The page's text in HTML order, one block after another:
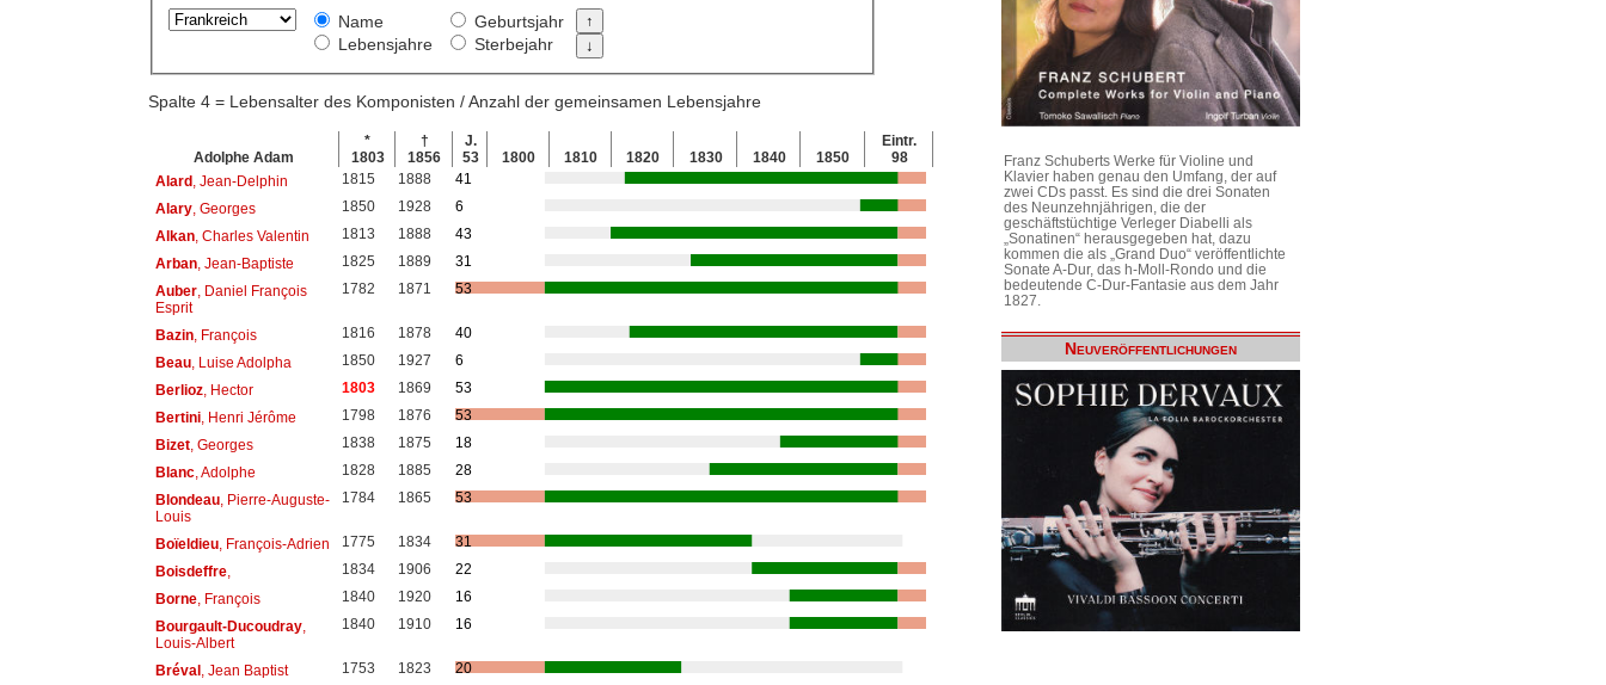
Name
Lebensjahre
Geburtsjahr
Sterbejahr
Spalte 4 = Lebensalter des Komponisten / Anzahl der gemeinsamen Lebensjahre
Adolphe Adam
*
1803
†
1856
J.
53
1800 1810 1820 1830 1840 1850
Eintr.
98
Alard , Jean-Delphin 1815 1888
41
Alary, Georges 1850 1928
6
Alkan, Charles Valentin 1813 1888
43
Arban, Jean-Baptiste 1825 1889
31
Auber, Daniel François
Esprit
1782 1871 53
Bazin, François 1816 1878
40
Beau, Luise Adolpha 1850 1927
6
Berlioz, Hector 1803 1869
53
Bertini, Henri Jérôme 1798 1876
53
Bizet, Georges 1838 1875
18
Blanc, Adolphe 1828 1885
28
Blondeau, Pierre-Auguste-
Louis
1784 1865 53
Boïeldieu, François-Adrien 1775 1834
31
Boisdeffre, 1834 1906
22
Borne, François 1840 1920
16
Bourgault-Ducoudray,
Louis-Albert
1840 1910 16
Bréval , Jean Baptist 1753 1823
20
Franz Schuberts Werke für Violine und
Klavier haben genau den Umfang, der auf
zwei CDs passt. Es sind die drei Sonaten
des Neunzehnjährigen, die der
geschäftstüchtige Verleger Diabelli als
„Sonatinen“ herausgegeben hat, dazu
kommen die als „Grand Duo“ veröffentlichte
Sonate A-Dur, das h-Moll-Rondo und die
bedeutende C-Dur-Fantasie aus dem Jahr
1827.
Neuveröffentlichungen